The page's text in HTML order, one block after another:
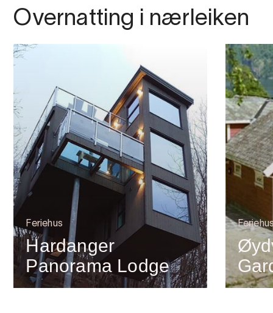
Overnatting i nærleiken
Feriehus
Hardanger
Panorama Lodge